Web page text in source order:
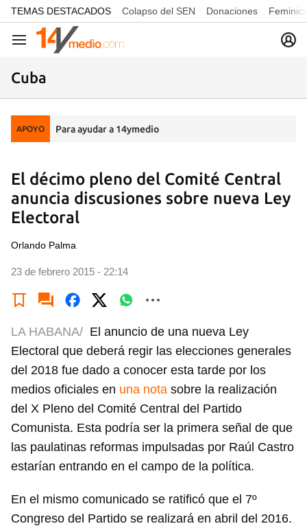
common.go-to-content
TEMAS DESTACADOS Colapso del SEN Donaciones
Navegación
Cuba
APOYO Para ayudar a 14ymedio
El décimo pleno del Comité Central
anuncia discusiones sobre nueva Ley
Electoral
Orlando Palma
23 de febrero 2015 - 22:14
LA HABANA/ El anuncio de una nueva Ley
Electoral que deberá regir las elecciones generales
del 2018 fue dado a conocer esta tarde por los
medios oficiales en una nota sobre la realización
del X Pleno del Comité Central del Partido
Comunista. Esta podría ser la primera señal de que
las paulatinas reformas impulsadas por Raúl Castro
estarían entrando en el campo de la política.
En el mismo comunicado se ratificó que el 7º
Congreso del Partido se realizará en abril del 2016.